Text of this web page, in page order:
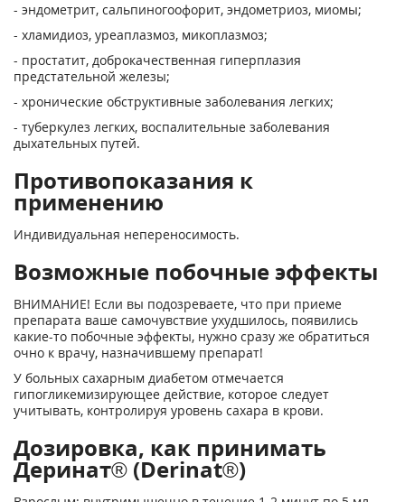
- эндометрит, сальпиногоофорит, эндометриоз, миомы;
- хламидиоз, уреаплазмоз, микоплазмоз;
- простатит, доброкачественная гиперплазия
предстательной железы;
- хронические обструктивные заболевания легких;
- туберкулез легких, воспалительные заболевания
дыхательных путей.
Противопоказания к
применению
Индивидуальная непереносимость.
Возможные побочные эффекты
ВНИМАНИЕ! Если вы подозреваете, что при приеме
препарата ваше самочувствие ухудшилось, появились
какие-то побочные эффекты, нужно сразу же обратиться
очно к врачу, назначившему препарат!
У больных сахарным диабетом отмечается
гипогликемизирующее действие, которое следует
учитывать, контролируя уровень сахара в крови.
Дозировка, как принимать
Деринат® (Derinat®)